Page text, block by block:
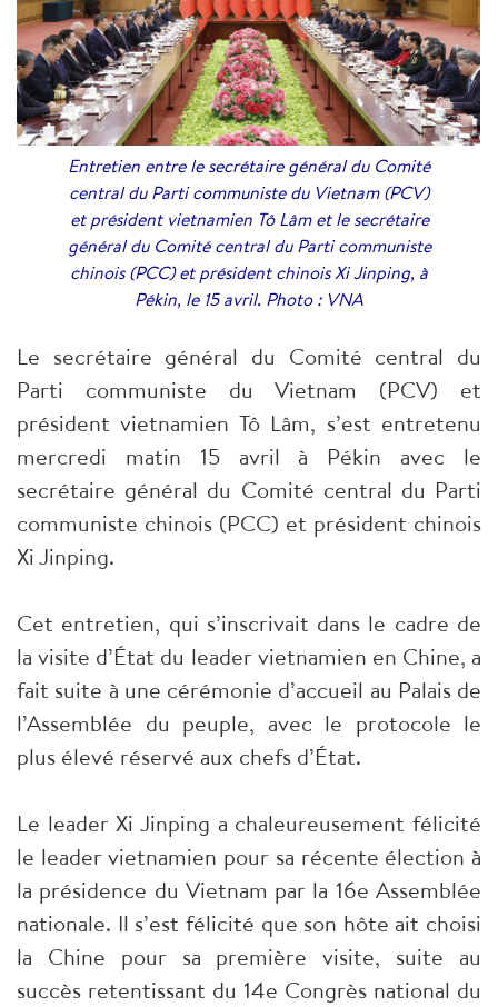
Entretien entre le secrétaire général du Comité
central du Parti communiste du Vietnam (PCV)
et président vietnamien Tô Lâm et le secrétaire
général du Comité central du Parti communiste
chinois (PCC) et président chinois Xi Jinping, à
Pékin, le 15 avril. Photo : VNA
Le secrétaire général du Comité central du
Parti communiste du Vietnam (PCV) et
président vietnamien Tô Lâm, s’est entretenu
mercredi matin 15 avril à Pékin avec le
secrétaire général du Comité central du Parti
communiste chinois (PCC) et président chinois
Xi Jinping.
Cet entretien, qui s’inscrivait dans le cadre de
la visite d’État du leader vietnamien en Chine, a
fait suite à une cérémonie d’accueil au Palais de
l’Assemblée du peuple, avec le protocole le
plus élevé réservé aux chefs d’État.
Le leader Xi Jinping a chaleureusement félicité
le leader vietnamien pour sa récente élection à
la présidence du Vietnam par la 16e Assemblée
nationale. Il s’est félicité que son hôte ait choisi
la Chine pour sa première visite, suite au
succès retentissant du 14e Congrès national du